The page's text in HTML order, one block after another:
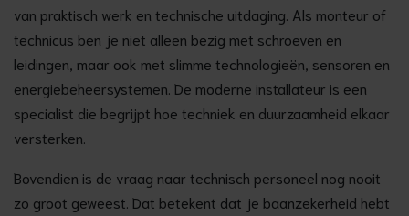
van praktisch werk en technische uitdaging. Als monteur of
technicus ben je niet alleen bezig met schroeven en
leidingen, maar ook met slimme technologieën, sensoren en
energiebeheersystemen. De moderne installateur is een
specialist die begrijpt hoe techniek en duurzaamheid elkaar
versterken.
Bovendien is de vraag naar technisch personeel nog nooit
zo groot geweest. Dat betekent dat je baanzekerheid hebt